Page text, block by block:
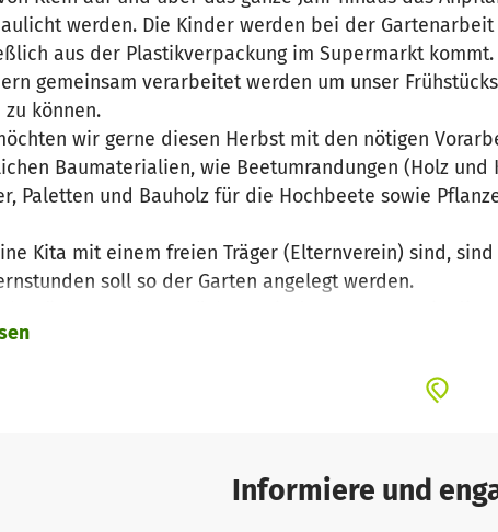
werden. Die Kinder werden bei der
aus der Plastikverpackung im Supermarkt
gemeinsam verarbeitet werden um unser
können.
wir gerne diesen Herbst mit den nötigen
Baumaterialien, wie Beetumrandungen (Holz
Paletten und Bauholz für die Hochbeete sowie
Kita mit einem freien Träger (Elternverein) sind,
soll so der Garten angelegt werden.
ernten zu können.
Informiere und